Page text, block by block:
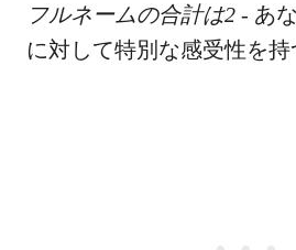
フルネームの合計は2 - あ
に対して特別な感受性を持